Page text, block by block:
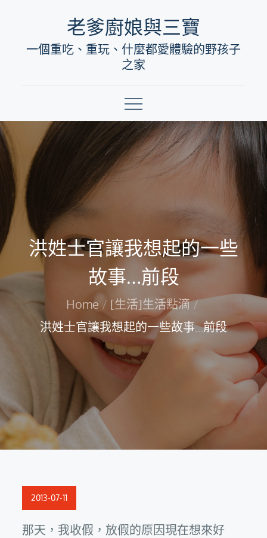
content
老爹廚娘與三寶
一個重吃、重玩、什麼都愛體驗的野孩子
之家
洪姓士官讓我想起的一些
故事…前段
Home
[生活]生活點滴
洪姓士官讓我想起的一些故事…前段
Posted
2013-07-11
那天，我收假，放假的原因現在想來好